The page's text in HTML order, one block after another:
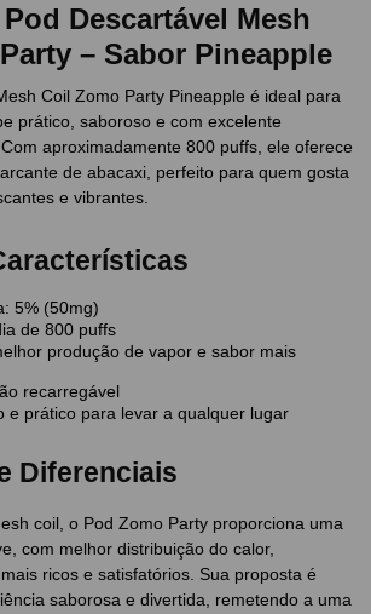
Descartável Mesh
– Sabor Pineapple
Coil Zomo Party Pineapple é ideal para
prático, saboroso e com excelente
aproximadamente 800 puffs, ele oferece
de abacaxi, perfeito para quem gosta
e vibrantes.
5% (50mg)
de 800 puffs
produção de vapor e sabor mais
recarregável
e prático para levar a qualquer lugar
Diferenciais
coil, o Pod Zomo Party proporciona uma
com melhor distribuição do calor,
ricos e satisfatórios. Sua proposta é
saborosa e divertida, remetendo a uma